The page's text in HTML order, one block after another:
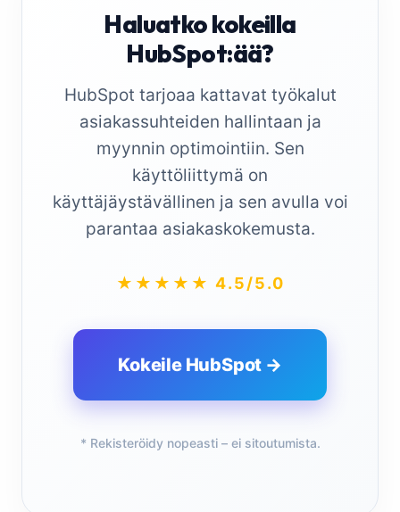
Haluatko kokeilla
HubSpot:ää?
HubSpot tarjoaa kattavat työkalut
asiakassuhteiden hallintaan ja
myynnin optimointiin. Sen
käyttöliittymä on
käyttäjäystävällinen ja sen avulla voi
parantaa asiakaskokemusta.
★★★★★ 4.5/5.0
Kokeile HubSpot →
* Rekisteröidy nopeasti – ei sitoutumista.